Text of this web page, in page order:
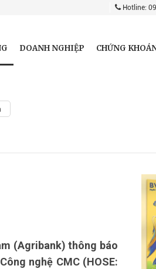
Hotline:
DOANH NGHIỆP CHỨNG
(Agribank) thông báo
nghệ CMC (HOSE: